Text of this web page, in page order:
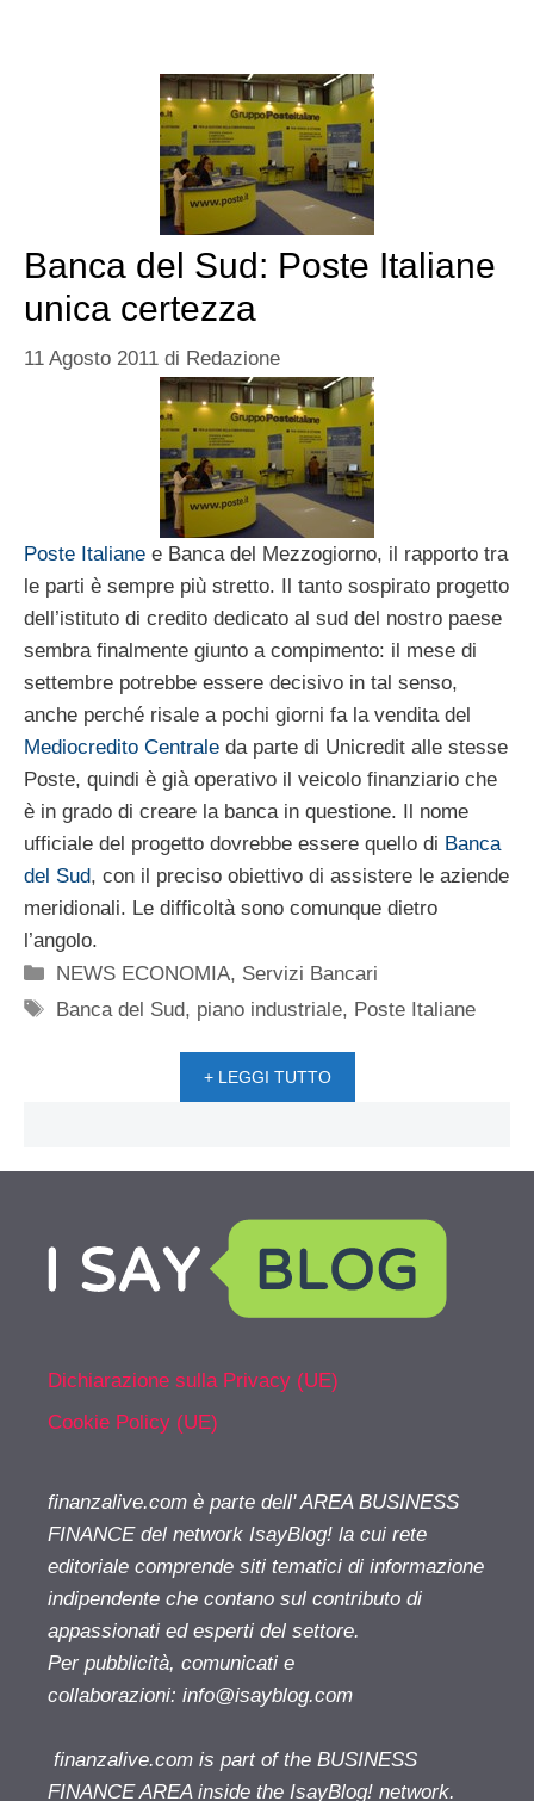
Banca del Sud: Poste Italiane
unica certezza
11 Agosto 2011 di Redazione
Poste Italiane e Banca del Mezzogiorno, il rapporto tra
le parti è sempre più stretto. Il tanto sospirato progetto
dell’istituto di credito dedicato al sud del nostro paese
sembra finalmente giunto a compimento: il mese di
settembre potrebbe essere decisivo in tal senso,
anche perché risale a pochi giorni fa la vendita del
Mediocredito Centrale da parte di Unicredit alle stesse
Poste, quindi è già operativo il veicolo finanziario che
è in grado di creare la banca in questione. Il nome
ufficiale del progetto dovrebbe essere quello di Banca
del Sud, con il preciso obiettivo di assistere le aziende
meridionali. Le difficoltà sono comunque dietro
l’angolo.
Categorie
NEWS ECONOMIA, Servizi Bancari
Tag
Banca del Sud, piano industriale, Poste Italiane
+ LEGGI TUTTO
Dichiarazione sulla Privacy (UE)
Cookie Policy (UE)
finanzalive.com è parte dell' AREA BUSINESS
FINANCE del network IsayBlog! la cui rete
editoriale comprende siti tematici di informazione
indipendente che contano sul contributo di
appassionati ed esperti del settore.
Per pubblicità, comunicati e
collaborazioni: info@isayblog.com
finanzalive.com is part of the BUSINESS
FINANCE AREA inside the IsayBlog! network.